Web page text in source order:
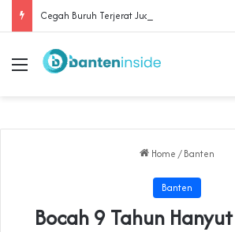
Menu
Home / Banten
Banten
Bocah 9 Tahun